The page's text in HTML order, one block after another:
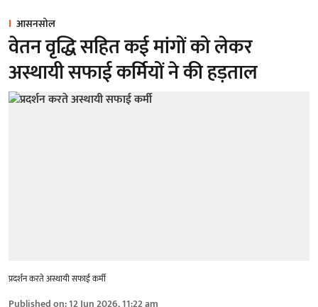
आसनसोल
वेतन वृद्धि सहित कई मांगों को लेकर
अस्थायी सफाई कर्मियों ने की हड़ताल
प्रदर्शन करते अस्थायी सफाई कर्मी
Published on:12 Jun 2026, 11:22 am